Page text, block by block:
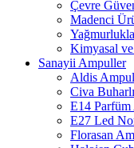
Çevre
Madenci
Kimyasal
Sanayii Ampuller
Aldis
Civa
E14
E27 Led
Florasan